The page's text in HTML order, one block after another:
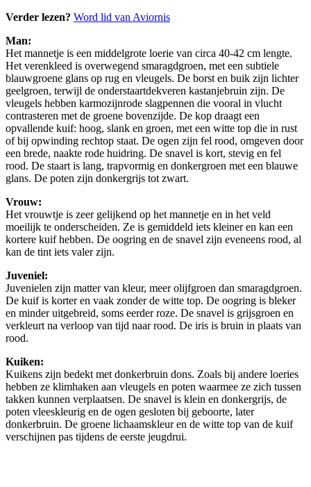
Verder lezen? Word lid van Aviornis
Man:
Het mannetje is een middelgrote loerie van circa 40-42 cm lengte.
Het verenkleed is overwegend smaragdgroen, met een subtiele
blauwgroene glans op rug en vleugels. De borst en buik zijn lichter
geelgroen, terwijl de onderstaartdekveren kastanjebruin zijn. De
vleugels hebben karmozijnrode slagpennen die vooral in vlucht
contrasteren met de groene bovenzijde. De kop draagt een
opvallende kuif: hoog, slank en groen, met een witte top die in rust
of bij opwinding rechtop staat. De ogen zijn fel rood, omgeven door
een brede, naakte rode huidring. De snavel is kort, stevig en fel
rood. De staart is lang, trapvormig en donkergroen met een blauwe
glans. De poten zijn donkergrijs tot zwart.
Vrouw:
Het vrouwtje is zeer gelijkend op het mannetje en in het veld
moeilijk te onderscheiden. Ze is gemiddeld iets kleiner en kan een
kortere kuif hebben. De oogring en de snavel zijn eveneens rood, al
kan de tint iets valer zijn.
Juveniel:
Juvenielen zijn matter van kleur, meer olijfgroen dan smaragdgroen.
De kuif is korter en vaak zonder de witte top. De oogring is bleker
en minder uitgebreid, soms eerder roze. De snavel is grijsgroen en
verkleurt na verloop van tijd naar rood. De iris is bruin in plaats van
rood.
Kuiken:
Kuikens zijn bedekt met donkerbruin dons. Zoals bij andere loeries
hebben ze klimhaken aan vleugels en poten waarmee ze zich tussen
takken kunnen verplaatsen. De snavel is klein en donkergrijs, de
poten vleeskleurig en de ogen gesloten bij geboorte, later
donkerbruin. De groene lichaamskleur en de witte top van de kuif
verschijnen pas tijdens de eerste jeugdrui.